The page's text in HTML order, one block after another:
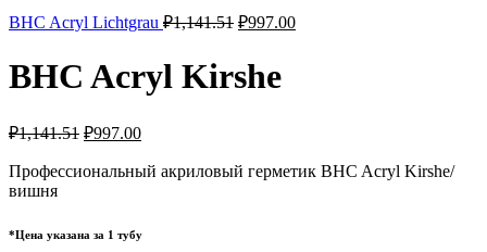
BHC Acryl Lichtgrau ₽1,141.51 ₽997.00
BHC Acryl Kirshe
₽1,141.51 ₽997.00
Профессиональный акриловый герметик BHC Acryl Kirshe/
вишня
*Цена указана за 1 тубу